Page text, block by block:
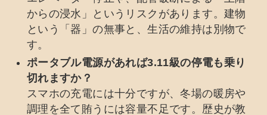
からの浸水」というリスクがあります。建物
という「器」の無事と、生活の維持は別物で
す。
ポータブル電源があれば3.11級の停電も乗り
切れますか？
スマホの充電には十分ですが、冬場の暖房や
調理を全て賄うには容量不足です。歴史が教